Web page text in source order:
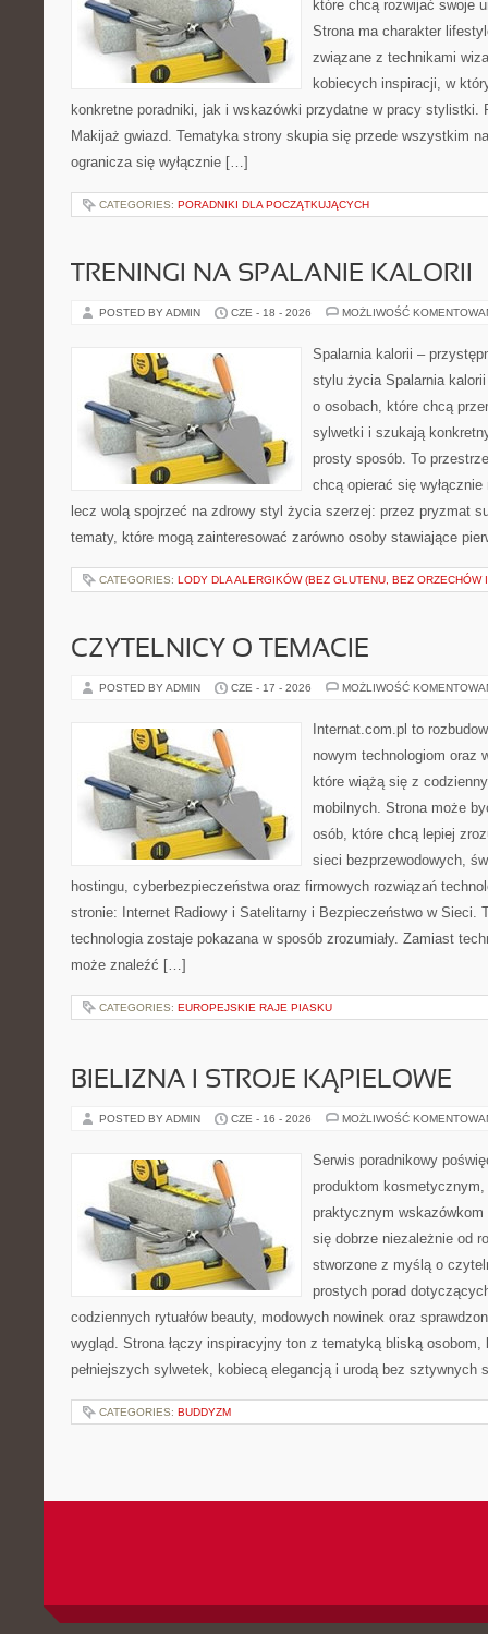
które chcą rozwijać swoje
Strona ma charakter
związane z technikami
kobiecych inspiracji, w
konkretne poradniki, jak i wskazówki przydatne w pracy stylistki.
Makijaż gwiazd. Tematyka strony skupia się przede wszystkim
ogranicza się wyłącznie […]
CATEGORIES: PORADNIKI DLA POCZĄTKUJĄCYCH
TRENINGI NA SPALANIE KALORII
POSTED BY ADMIN CZE - 18 - 2026 MOŻLIWOŚĆ
Spalarnia kalorii –
stylu życia Spalarnia
o osobach, które chcą
sylwetki i szukają
prosty sposób. To
chcą opierać się
lecz wolą spojrzeć na zdrowy styl życia szerzej: przez pryzmat
tematy, które mogą zainteresować zarówno osoby stawiające
CATEGORIES: LODY DLA ALERGIKÓW (BEZ GLUTENU, BEZ ORZECHÓW
CZYTELNICY O TEMACIE
POSTED BY ADMIN CZE - 17 - 2026 MOŻLIWOŚĆ
Internat.com.pl to
nowym technologiom oraz
które wiążą się z
mobilnych. Strona może
osób, które chcą lepiej
sieci bezprzewodowych,
hostingu, cyberbezpieczeństwa oraz firmowych rozwiązań
stronie: Internet Radiowy i Satelitarny i Bezpieczeństwo w Sieci.
technologia zostaje pokazana w sposób zrozumiały. Zamiast
może znaleźć […]
CATEGORIES: EUROPEJSKIE RAJE PIASKU
BIELIZNA I STROJE KĄPIELOWE
POSTED BY ADMIN CZE - 16 - 2026 MOŻLIWOŚĆ
Serwis poradnikowy
produktom
praktycznym
się dobrze niezależnie od
stworzone z myślą o
prostych porad
codziennych rytuałów beauty, modowych nowinek oraz
wygląd. Strona łączy inspiracyjny ton z tematyką bliską
pełniejszych sylwetek, kobiecą elegancją i urodą bez sztywnych
CATEGORIES: BUDDYZM